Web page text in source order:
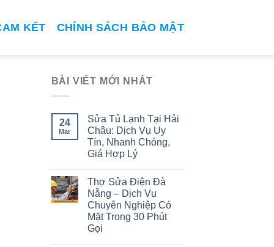
KẾT CHÍNH SÁCH BẢO MẬT
BÀI VIẾT MỚI NHẤT
24
Mar
Sửa Tủ Lạnh Tại Hải
Châu: Dịch Vụ Uy
Tín, Nhanh Chóng,
Giá Hợp Lý
Thợ Sửa Điện Đà
Nẵng – Dịch Vụ
Chuyên Nghiệp Có
Mặt Trong 30 Phút
Gọi